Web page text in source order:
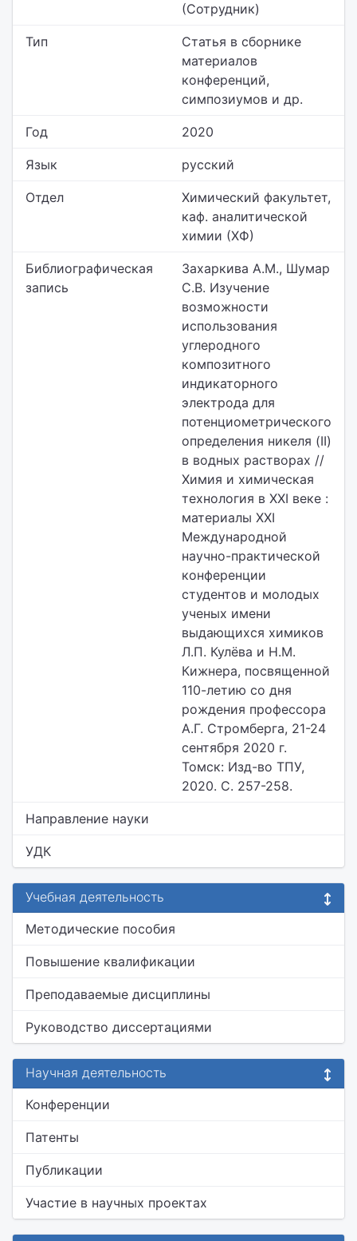
(Сотрудник)
Тип
Статья в сборнике
материалов
конференций,
симпозиумов и др.
Год 2020
Язык русский
Отдел
Химический факультет,
каф. аналитической
химии (ХФ)
Библиографическая
запись
Захаркива А.М., Шумар
С.В. Изучение
возможности
использования
углеродного
композитного
индикаторного
электрода для
потенциометрического
определения никеля (II)
в водных растворах //
Химия и химическая
технология в XXI веке :
материалы XXI
Международной
научно-практической
конференции
студентов и молодых
ученых имени
выдающихся химиков
Л.П. Кулёва и Н.М.
Кижнера, посвященной
110-летию со дня
рождения профессора
А.Г. Стромберга, 21-24
сентября 2020 г.
Томск: Изд-во ТПУ,
2020. С. 257-258.
Направление науки
УДК
Учебная деятельность
Методические пособия
Повышение квалификации
Преподаваемые дисциплины
Руководство диссертациями
Научная деятельность
Конференции
Патенты
Публикации
Участие в научных проектах